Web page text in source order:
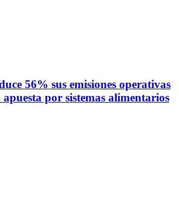
56% sus emisiones operativas
por sistemas alimentarios